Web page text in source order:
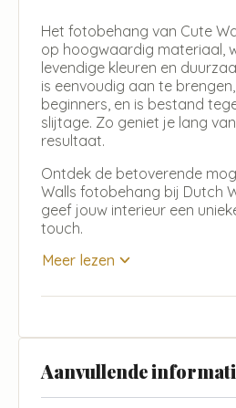
Het fotobehang van Cute
op hoogwaardig materiaal,
levendige kleuren en
is eenvoudig aan te
beginners, en is bestand
slijtage. Zo geniet je lang
resultaat.
Ontdek de betoverende
Walls fotobehang bij Dutch
geef jouw interieur een
touch.
Meer lezen
Aanvullende